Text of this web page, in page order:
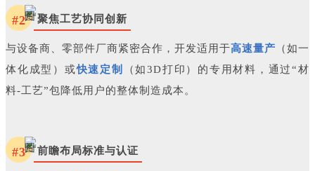
#2 聚焦工艺协同创新
与设备商、零部件厂商紧密合作，开发适用于高速量产 （如一
体化成型）或快速定制
（如3D打印）的专用材料，通过“材
料-工艺”包降低用户的整体制造成本。
#3 前瞻布局标准与认证